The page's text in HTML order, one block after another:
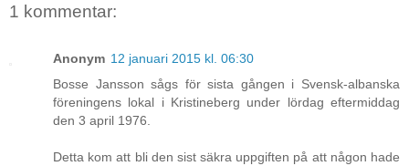
1 kommentar:
Anonym 12 januari 2015 kl. 06:30
Bosse Jansson sågs för sista gången i Svensk-albanska
föreningens lokal i Kristineberg under lördag eftermiddag
den 3 april 1976.
Detta kom att bli den sist säkra uppgiften på att någon hade